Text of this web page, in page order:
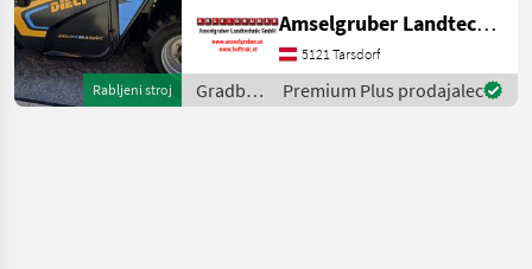
Rabljeni stroj
Teleskopladermarkt. 100 %
Elektro! -Größte Kabine
(Baugleich vom Modell 26.6
Mini Agri) -Echt
Amselgruber Landtechnik GmbH
5121 Tarsdorf
Gradbeni
stroji /
Premium Plus prodajalec